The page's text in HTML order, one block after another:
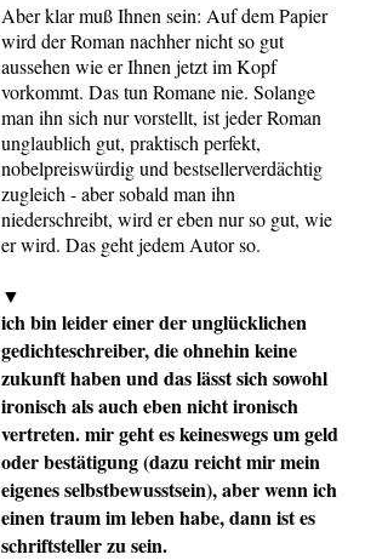
Aber klar muß Ihnen sein: Auf dem Papier
wird der Roman nachher nicht so gut
aussehen wie er Ihnen jetzt im Kopf
vorkommt. Das tun Romane nie. Solange
man ihn sich nur vorstellt, ist jeder Roman
unglaublich gut, praktisch perfekt,
nobelpreiswürdig und bestsellerverdächtig
zugleich - aber sobald man ihn
niederschreibt, wird er eben nur so gut, wie
er wird. Das geht jedem Autor so.
▼
ich bin leider einer der unglücklichen
gedichteschreiber, die ohnehin keine
zukunft haben und das lässt sich sowohl
ironisch als auch eben nicht ironisch
vertreten. mir geht es keineswegs um geld
oder bestätigung (dazu reicht mir mein
eigenes selbstbewusstsein), aber wenn ich
einen traum im leben habe, dann ist es
schriftsteller zu sein.